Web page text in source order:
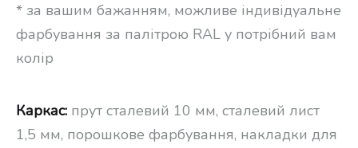
* за вашим бажанням, можливе індивідуальне
фарбування за палітрою RAL у потрібний вам
колір
Каркас: прут сталевий 10 мм, сталевий лист
1,5 мм, порошкове фарбування, накладки для